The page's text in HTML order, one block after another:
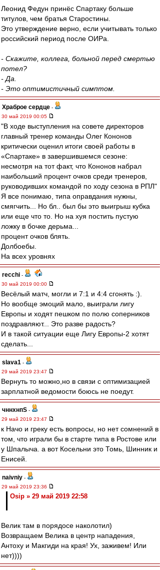
Леонид Федун принёс Спартаку больше
титулов, чем братья Старостины.
Это утверждение верно, если учитывать только
российский период после ОИРа.
- Скажите, коллега, больной перед смертью
потел?
- Да.
- Это оптимистичный симптом.
Храброе сердце -
30 май 2019 00:05
"В ходе выступления на совете директоров
главный тренер команды Олег Кононов
критически оценил итоги своей работы в
«Спартаке» в завершившемся сезоне:
несмотря на тот факт, что Кононов набрал
наибольший процент очков среди тренеров,
руководивших командой по ходу сезона в РПЛ"
Я все понимаю, типа оправдания нужны,
смягчить... Но бл.. был бы это выигрыш кубка
или еще что то. Но на хуя постить пустую
ложку в бочке дерьма...
процент очков блять.
Долбоебы.
На всех уровнях
recchi -
30 май 2019 00:00
Весёлый матч, могли и 7:1 и 4:4 сгонять :).
Но вообще эмоций мало, выиграли лигу
Европы и ходят пешком по полю соперников
поздравляют... Это разве радость?
И в такой ситуации еще Лигу Европы-2 хотят
сделать...
slava1 -
29 май 2019 23:47
Вернуть то можно,но в связи с оптимизацией
зарплатной ведомости боюсь не поедут.
чннхнпS -
29 май 2019 23:47
к Начо и греку есть вопросы, но нет сомнений в
том, что играли бы в старте типа в Ростове или
у Шпалыча. а вот Косельни это Томь, Шинник и
Енисей.
naivniy -
29 май 2019 23:36
Osip » 29 май 2019 22:58
Велик там в порядосе наколотил)
Возвращаем Велика в центр нападения,
Антоху и Макгиди на края! Ух, заживем! Или
нет))))